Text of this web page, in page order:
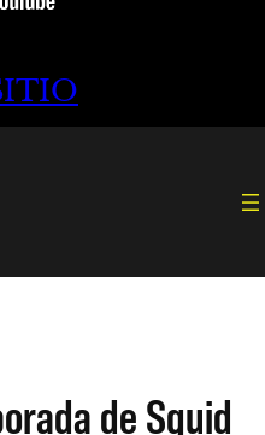
de Squid